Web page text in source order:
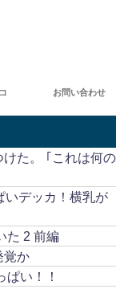
お問い合わせ
た。 ｢これは何の
いデッカ！横乳が
た 2 前編
覚か
い！！